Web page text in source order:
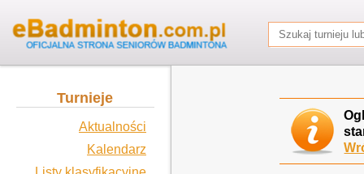
Turnieje
Aktualności
Kalendarz